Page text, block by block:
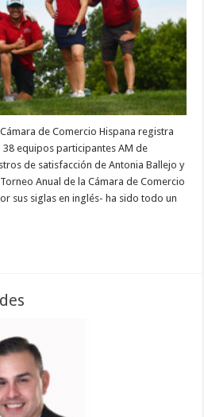
de Comercio Hispana registra
equipos participantes AM de
de satisfacción de Antonia Ballejo y
Anual de la Cámara de Comercio
sus siglas en inglés- ha sido todo un